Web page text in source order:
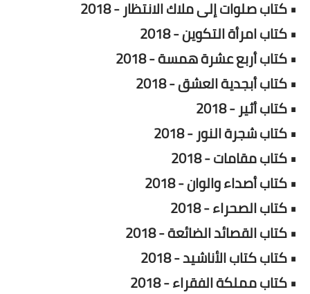
• كتاب صلوات إلى ملاك الانتظار - 2018
• كتاب امرأة التكوين - 2018
• كتاب أربع عشرة همسة - 2018
• كتاب أبجدية العشق - 2018
• كتاب أثير - 2018
• كتاب شجرة النور - 2018
• كتاب مقامات - 2018
• كتاب أصداء والوان - 2018
• كتاب الصحراء - 2018
• كتاب القصائد الضائعة - 2018
• كتاب كتاب الأناشيد - 2018
• كتاب مملكة الفقراء - 2018